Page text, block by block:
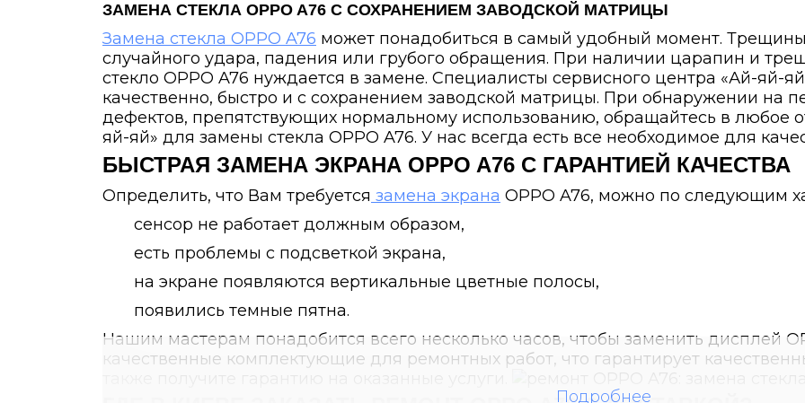
ЗАМЕНА СТЕКЛА OPPO A76 С СОХРАНЕНИЕМ ЗАВОДСКОЙ МАТРИЦЫ
Замена стекла OPPO A76 может понадобиться в самый удобный момент.
случайного удара, падения или грубого обращения. При наличии царапин и
стекло OPPO A76 нуждается в замене. Специалисты сервисного центра «Ай-яй-
качественно, быстро и с сохранением заводской матрицы. При обнаружении на
дефектов, препятствующих нормальному использованию, обращайтесь в любое
яй-яй» для замены стекла OPPO A76. У нас всегда есть все необходимое для
БЫСТРАЯ ЗАМЕНА ЭКРАНА OPPO A76 С ГАРАНТИЕЙ КАЧЕСТВА
Определить, что Вам требуется замена экрана OPPO A76, можно по следующим
сенсор не работает должным образом,
есть проблемы с подсветкой экрана,
на экране появляются вертикальные цветные полосы,
появились темные пятна.
Нашим мастерам понадобится всего несколько часов, чтобы заменить дисплей
качественные комплектующие для ремонтных работ, что гарантирует
Подробнее